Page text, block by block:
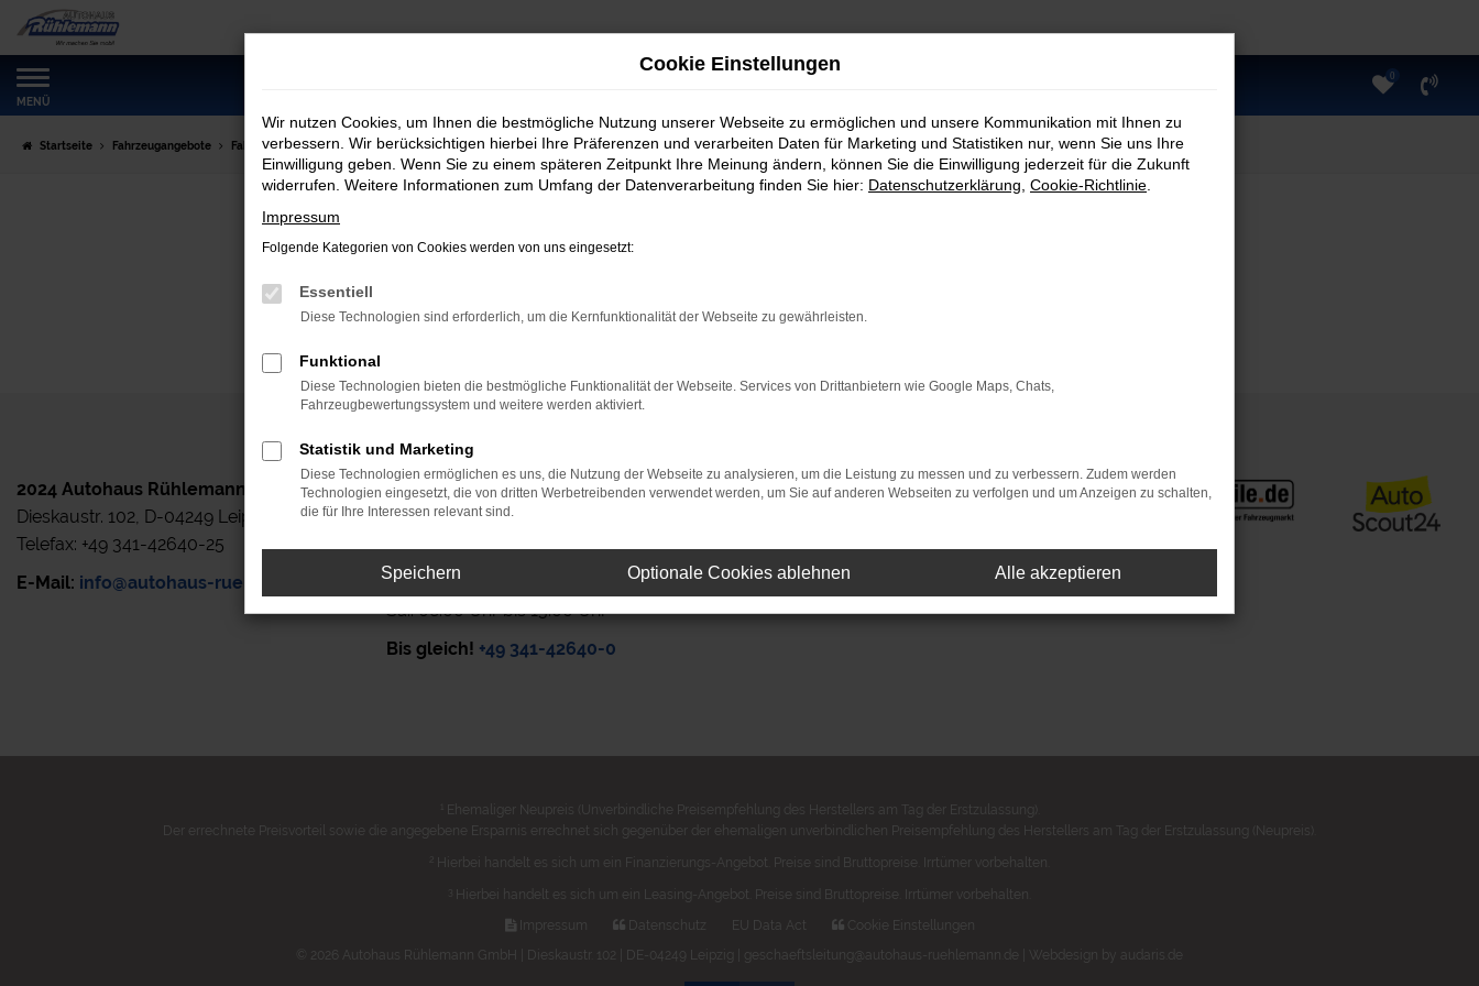
Zum
Hauptinhalt
springen
MENÜ
0
Startseite Fahrzeugangebote Fahrzeugmarkt
Fahrzeugmarkt
2024 Autohaus Rühlemann GmbH
Dieskaustr. 102, D-04249 Leipzig
Telefax: +49 341-42640-25
E-Mail: info@autohaus-ruehlemann.de
Haben Sie noch Fragen?
Rufen Sie uns doch einfach an, wir stehen Ihnen gerne
zur Verfügung.
Mo.- Fr.: 7.00 Uhr bis 18.00 Uhr
Sa.: 08.00 Uhr bis 13.00 Uhr
Bis gleich! +49 341-42640-0
Ehemaliger Neupreis (Unverbindliche Preisempfehlung des Herstellers am Tag der Erstzulassung).
Der errechnete Preisvorteil sowie die angegebene Ersparnis errechnet sich gegenüber der ehemaligen unverbindlichen Preisempfehlung des Herstellers am Tag der Erstzulassung (Neupreis).
Hierbei handelt es sich um ein Finanzierungs-Angebot. Preise sind Bruttopreise. Irrtümer vorbehalten.
Hierbei handelt es sich um ein Leasing-Angebot. Preise sind Bruttopreise. Irrtümer vorbehalten.
Impressum
Datenschutz EU Data Act
Cookie Einstellungen
© 2026 Autohaus Rühlemann GmbH | Dieskaustr. 102 | DE-04249 Leipzig | geschaeftsleitung@autohaus-ruehlemann.de |
Webdesign by audaris.de
Cookie Einstellungen
Wir nutzen Cookies, um Ihnen die bestmögliche Nutzung unserer Webseite zu ermöglichen und unsere Kommunikation mit Ihnen zu
verbessern. Wir berücksichtigen hierbei Ihre Präferenzen und verarbeiten Daten für Marketing und Statistiken nur, wenn Sie uns Ihre
Einwilligung geben. Wenn Sie zu einem späteren Zeitpunkt Ihre Meinung ändern, können Sie die Einwilligung jederzeit für die Zukunft
widerrufen. Weitere Informationen zum Umfang der Datenverarbeitung finden Sie hier: Datenschutzerklärung Cookie-Richtlinie
Impressum
Folgende Kategorien von Cookies werden von uns eingesetzt:
Essentiell
Diese Technologien sind erforderlich, um die Kernfunktionalität der Webseite zu gewährleisten.
Funktional
Diese Technologien bieten die bestmögliche Funktionalität der Webseite. Services von Drittanbietern wie Google Maps, Chats,
Fahrzeugbewertungssystem und weitere werden aktiviert.
Statistik und Marketing
Diese Technologien ermöglichen es uns, die Nutzung der Webseite zu analysieren, um die Leistung zu messen und zu verbessern. Zudem werden
Technologien eingesetzt, die von dritten Werbetreibenden verwendet werden, um Sie auf anderen Webseiten zu verfolgen und um Anzeigen zu schalten,
die für Ihre Interessen relevant sind.
Speichern Optionale Cookies ablehnen Alle akzeptieren